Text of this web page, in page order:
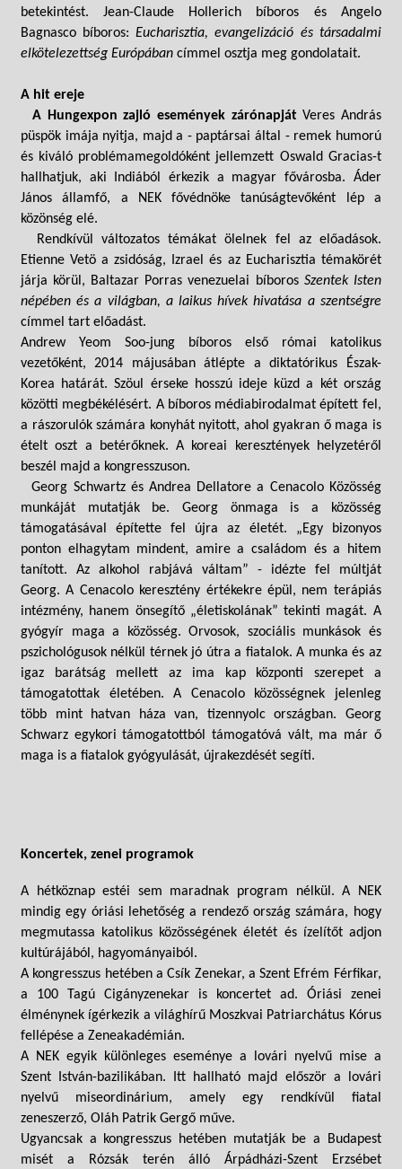
betekintést. Jean-Claude Hollerich bíboros és Angelo
Bagnasco bíboros:Eucharisztia, evangelizáció és társadalmi
elkötelezettség Európában címmel osztja meg gondolatait.
A hit ereje
A Hungexpon zajló események zárónapjátVeres András
püspök imája nyitja, majd a - paptársai által - remek humorú
és kiváló problémamegoldóként jellemzett Oswald Gracias-t
hallhatjuk, aki Indiából érkezik a magyar fővárosba. Áder
János államfő, a NEK fővédnöke tanúságtevőként lép a
közönség elé.
Rendkívül változatos témákat ölelnek fel az előadások.
Etienne Vetö a zsidóság, Izrael és az Eucharisztia témakörét
járja körül, Baltazar Porras venezuelai bíboros Szentek Isten
népében és a világban, a laikus hívek hivatása a szentségre
címmel tart előadást.
Andrew Yeom Soo-jung bíboros első római katolikus
vezetőként, 2014 májusában átlépte a diktatórikus Észak-
Korea határát. Szöul érseke hosszú ideje küzd a két ország
közötti megbékélésért. A bíboros médiabirodalmat épített fel,
a rászorulók számára konyhát nyitott, ahol gyakran ő maga is
ételt oszt a betérőknek. A koreai keresztények helyzetéről
beszél majd a kongresszuson.
Georg Schwartz és Andrea Dellatore a Cenacolo Közösség
munkáját mutatják be. Georg önmaga is a közösség
támogatásával építette fel újra az életét. „Egy bizonyos
ponton elhagytam mindent, amire a családom és a hitem
tanított. Az alkohol rabjává váltam” - idézte fel múltját
Georg. A Cenacolo keresztény értékekre épül, nem terápiás
intézmény, hanem önsegítő „életiskolának” tekinti magát. A
gyógyír maga a közösség. Orvosok, szociális munkások és
pszichológusok nélkül térnek jó útra a fiatalok. A munka és az
igaz barátság mellett az ima kap központi szerepet a
támogatottak életében. A Cenacolo közösségnek jelenleg
több mint hatvan háza van, tizennyolc országban. Georg
Schwarz egykori támogatottból támogatóvá vált, ma már ő
maga is a fiatalok gyógyulását, újrakezdését segíti.
Koncertek, zenei programok
A hétköznap estéi sem maradnak program nélkül. A NEK
mindig egy óriási lehetőség a rendező ország számára, hogy
megmutassa katolikus közösségének életét és ízelítőt adjon
kultúrájából, hagyományaiból.
A kongresszus hetében a Csík Zenekar, a Szent Efrém Férfikar,
a 100 Tagú Cigányzenekar is koncertet ad. Óriási zenei
élménynek ígérkezik a világhírű Moszkvai Patriarchátus Kórus
fellépése a Zeneakadémián.
A NEK egyik különleges eseménye a lovári nyelvű mise a
Szent István-bazilikában. Itt hallható majd először a lovári
nyelvű miseordinárium, amely egy rendkívül fiatal
zeneszerző, Oláh Patrik Gergő műve.
Ugyancsak a kongresszus hetében mutatják be a Budapest
misét a Rózsák terén álló Árpádházi-Szent Erzsébet